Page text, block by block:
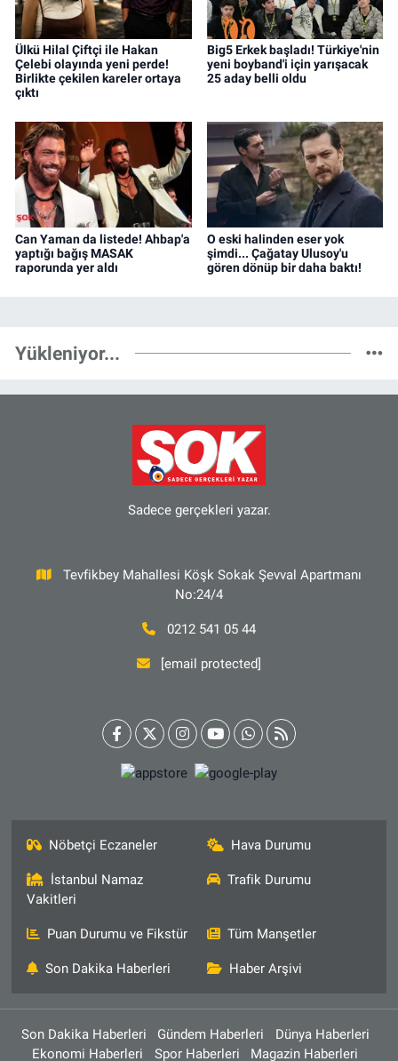
Ülkü Hilal Çiftçi ile Hakan
Çelebi olayında yeni perde!
Birlikte çekilen kareler ortaya
çıktı
Big5 Erkek başladı! Türkiye'nin
yeni boyband'i için yarışacak
25 aday belli oldu
Can Yaman da listede! Ahbap'a
yaptığı bağış MASAK
raporunda yer aldı
O eski halinden eser yok
şimdi... Çağatay Ulusoy'u
gören dönüp bir daha baktı!
Yükleniyor...
Sadece gerçekleri yazar.
Tevfikbey Mahallesi Köşk Sokak Şevval Apartmanı
No:24/4
0212 541 05 44
[email protected]
Nöbetçi Eczaneler Hava Durumu
İstanbul Namaz
Vakitleri
Trafik Durumu
Puan Durumu ve Fikstür Tüm Manşetler
Son Dakika Haberleri Haber Arşivi
Son Dakika Haberleri Gündem Haberleri
Dünya Haberleri
Ekonomi Haberleri
Spor Haberleri Magazin Haberleri